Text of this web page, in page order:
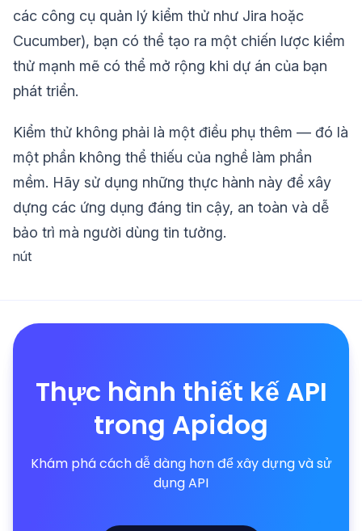
các công cụ quản lý kiểm thử như Jira hoặc
Cucumber), bạn có thể tạo ra một chiến lược kiểm
thử mạnh mẽ có thể mở rộng khi dự án của bạn
phát triển.
Kiểm thử không phải là một điều phụ thêm — đó là
một phần không thể thiếu của nghề làm phần
mềm. Hãy sử dụng những thực hành này để xây
dựng các ứng dụng đáng tin cậy, an toàn và dễ
bảo trì mà người dùng tin tưởng.
nút
Thực hành thiết kế API
trong Apidog
Khám phá cách dễ dàng hơn để xây dựng và sử
dụng API